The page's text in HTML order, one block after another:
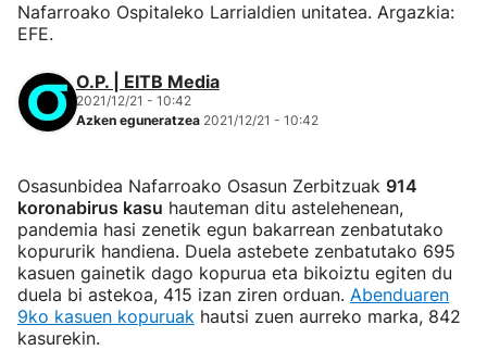
Nafarroako Ospitaleko Larrialdien unitatea. Argazkia:
EFE.
O.P. | EITB Media
2021/12/21 - 10:42
Azken eguneratzea 2021/12/21 - 10:42
Osasunbidea Nafarroako Osasun Zerbitzuak 914
koronabirus kasu hauteman ditu astelehenean,
pandemia hasi zenetik egun bakarrean zenbatutako
kopururik handiena. Duela astebete zenbatutako 695
kasuen gainetik dago kopurua eta bikoiztu egiten du
duela bi astekoa, 415 izan ziren orduan. Abenduaren
9ko kasuen kopuruak hautsi zuen aurreko marka, 842
kasurekin.